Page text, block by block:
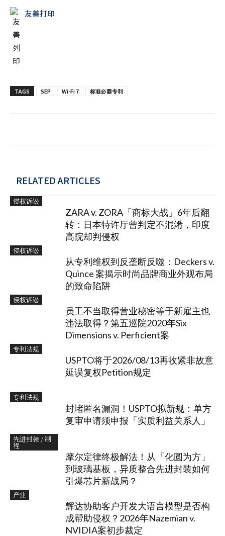
友善打印
TAGS SEP Wi-Fi 7 标准必要专利
RELATED ARTICLES
侵权诉讼
ZARA v. ZORA「商标大战」6年后翻
转：日本特许厅曾判定不混淆，印度
高院却判侵权
侵权诉讼
从专利维权到反垄断反噬：Deckers v.
Quince 案揭示时尚品牌商业外观布局
的致命陷阱
侵权诉讼
员工不当取得营业秘密等于新雇主也
违法取得？第五巡院2020年Six
Dimensions v. Perficient案
专利法规
USPTO将于2026/08/13再收紧非故意
延误复权Petition规定
专利法规
封堵匿名漏洞！USPTO拟新规：单方
复审申请须申报「实质利益关系人」
先进封装 / 制
程
摩尔定律终极解法！从「化圆为方」
到玻璃基板，异质整合先进封装如何
引爆芯片新战局？
产业
辉达协助客户开发大语言模型是否构
成帮助侵权？2026年Nazemian v.
NVIDIA案初步裁定